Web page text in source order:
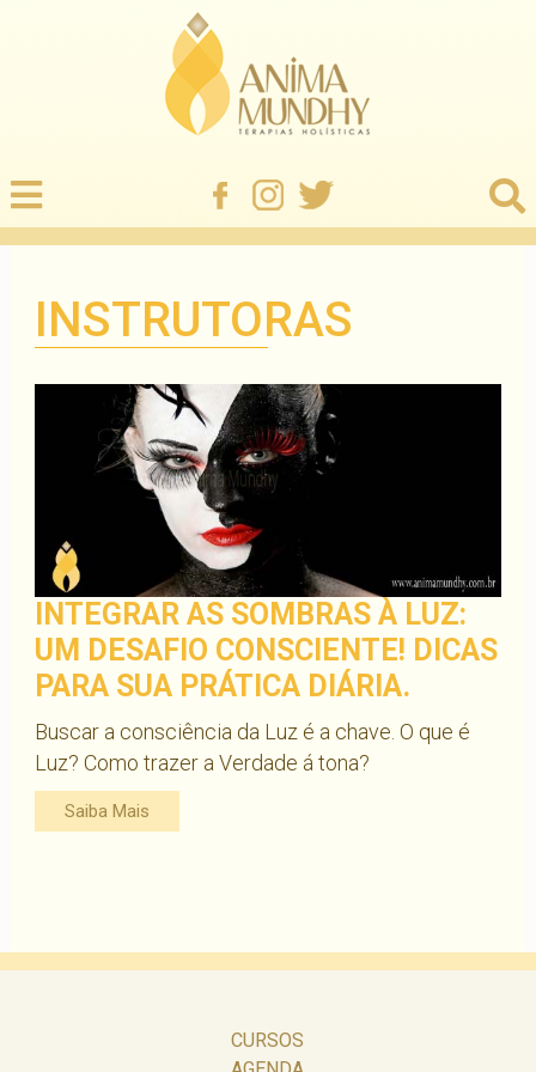
INSTRUTORAS
INTEGRAR AS SOMBRAS À LUZ:
UM DESAFIO CONSCIENTE! DICAS
PARA SUA PRÁTICA DIÁRIA.
Buscar a consciência da Luz é a chave. O que é
Luz? Como trazer a Verdade á tona?
Saiba Mais
CURSOS